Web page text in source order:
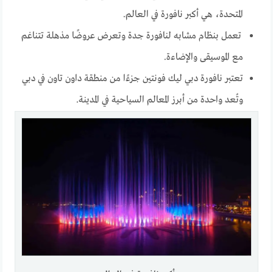
المتحدة، هي أكبر نافورة في العالم.
تعمل بنظام مشابه لنافورة جدة وتعرض عروضًا مذهلة تتناغم
مع الموسيقى والإضاءة.
تعتبر نافورة دبي ليك فونتين جزءًا من منطقة داون تاون في دبي
وتُعد واحدة من أبرز المعالم السياحية في المدينة.